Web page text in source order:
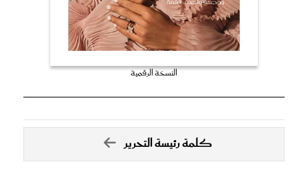
النسخة الرقمية
كلمة رئيسة التحرير